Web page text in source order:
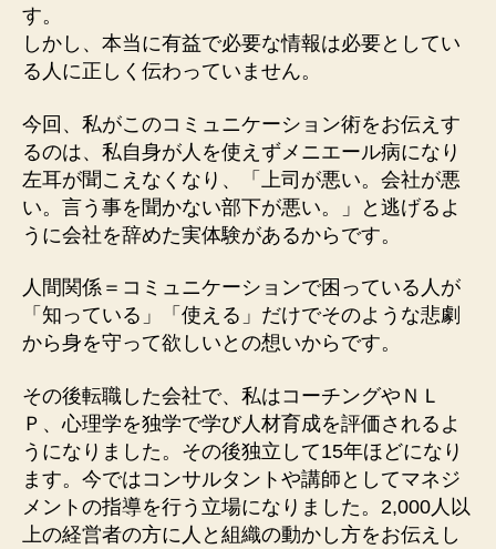
す。
しかし、本当に有益で必要な情報は必要としてい
る人に正しく伝わっていません。
今回、私がこのコミュニケーション術をお伝えす
るのは、私自身が人を使えずメニエール病になり
左耳が聞こえなくなり、「上司が悪い。会社が悪
い。言う事を聞かない部下が悪い。」と逃げるよ
うに会社を辞めた実体験があるからです。
人間関係＝コミュニケーションで困っている人が
「知っている」「使える」だけでそのような悲劇
から身を守って欲しいとの想いからです。
その後転職した会社で、私はコーチングやＮＬ
Ｐ、心理学を独学で学び人材育成を評価されるよ
うになりました。その後独立して15年ほどになり
ます。今ではコンサルタントや講師としてマネジ
メントの指導を行う立場になりました。2,000人以
上の経営者の方に人と組織の動かし方をお伝えし